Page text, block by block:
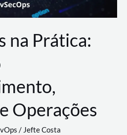
na Prática:
Operações
/Jefte Costa